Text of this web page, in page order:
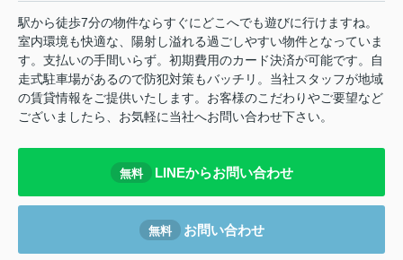
駅から徒歩7分の物件ならすぐにどこへでも遊びに行けますね。
室内環境も快適な、陽射し溢れる過ごしやすい物件となっていま
す。支払いの手間いらず。初期費用のカード決済が可能です。自
走式駐車場があるので防犯対策もバッチリ。当社スタッフが地域
の賃貸情報をご提供いたします。お客様のこだわりやご要望など
ございましたら、お気軽に当社へお問い合わせ下さい。
無料 LINEからお問い合わせ
無料 お問い合わせ